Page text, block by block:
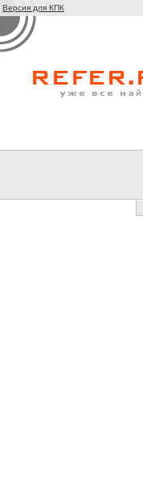
Версия для КПК